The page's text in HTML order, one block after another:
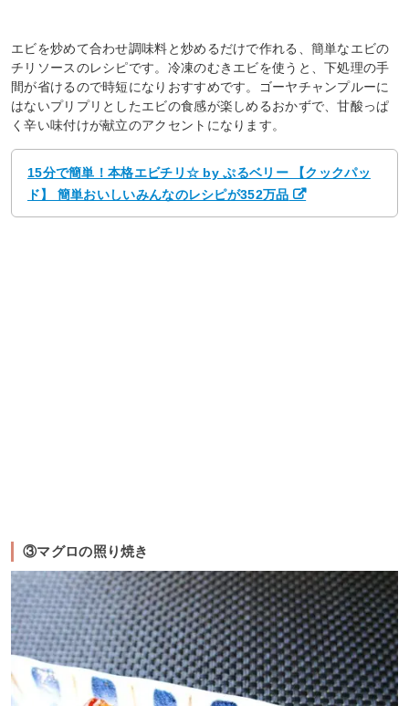
エビを炒めて合わせ調味料と炒めるだけで作れる、簡単なエビの
チリソースのレシピです。冷凍のむきエビを使うと、下処理の手
間が省けるので時短になりおすすめです。ゴーヤチャンプルーに
はないプリプリとしたエビの食感が楽しめるおかずで、甘酸っぱ
く辛い味付けが献立のアクセントになります。
15分で簡単！本格エビチリ☆ by ぷるベリー 【クックパッ
ド】 簡単おいしいみんなのレシピが352万品
③マグロの照り焼き